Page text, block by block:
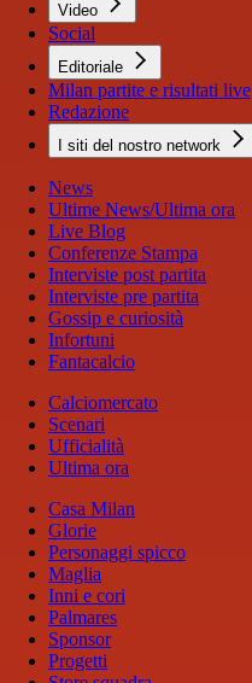
Video
Social
Editoriale
Milan partite e risultati live
Redazione
I siti del nostro network
News
Ultime News/Ultima ora
Live Blog
Conferenze Stampa
Interviste post partita
Interviste pre partita
Gossip e curiosità
Infortuni
Fantacalcio
Calciomercato
Scenari
Ufficialità
Ultima ora
Casa Milan
Glorie
Personaggi spicco
Maglia
Inni e cori
Palmares
Sponsor
Progetti